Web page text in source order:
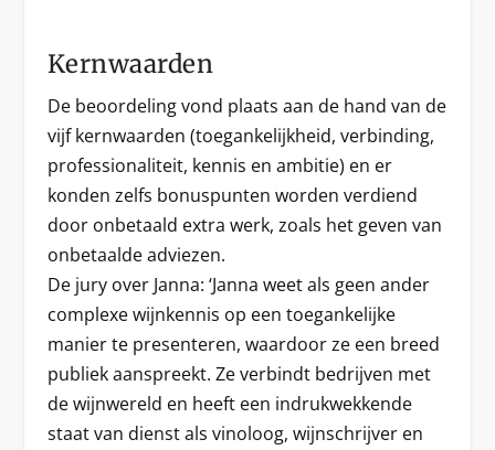
Kernwaarden
De beoordeling vond plaats aan de hand van de
vijf kernwaarden (toegankelijkheid, verbinding,
professionaliteit, kennis en ambitie) en er
konden zelfs bonuspunten worden verdiend
door onbetaald extra werk, zoals het geven van
onbetaalde adviezen.
De jury over Janna: ‘Janna weet als geen ander
complexe wijnkennis op een toegankelijke
manier te presenteren, waardoor ze een breed
publiek aanspreekt. Ze verbindt bedrijven met
de wijnwereld en heeft een indrukwekkende
staat van dienst als vinoloog, wijnschrijver en